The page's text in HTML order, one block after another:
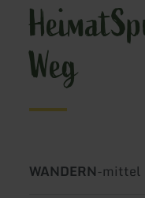
Weg
Art
WANDERN-mittel